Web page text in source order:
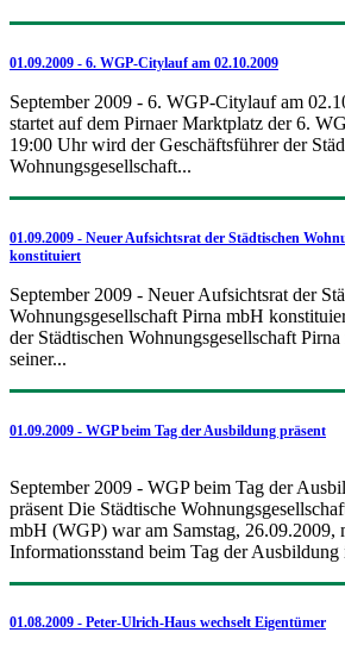
01.09.2009 - 6. WGP-Citylauf am 02.10.2009
September 2009 - 6. WGP-Citylauf am
startet auf dem Pirnaer Marktplatz der 6.
19:00 Uhr wird der Geschäftsführer der
Wohnungsgesellschaft...
01.09.2009 - Neuer Aufsichtsrat der Städtischen
konstituiert
September 2009 - Neuer Aufsichtsrat der
Wohnungsgesellschaft Pirna mbH
der Städtischen Wohnungsgesellschaft
seiner...
01.09.2009 - WGP beim Tag der Ausbildung präsent
September 2009 - WGP beim Tag der
präsent Die Städtische
mbH (WGP) war am Samstag, 26.09.2009,
Informationsstand beim Tag der Ausbildung
01.08.2009 - Peter-Ulrich-Haus wechselt Eigentümer